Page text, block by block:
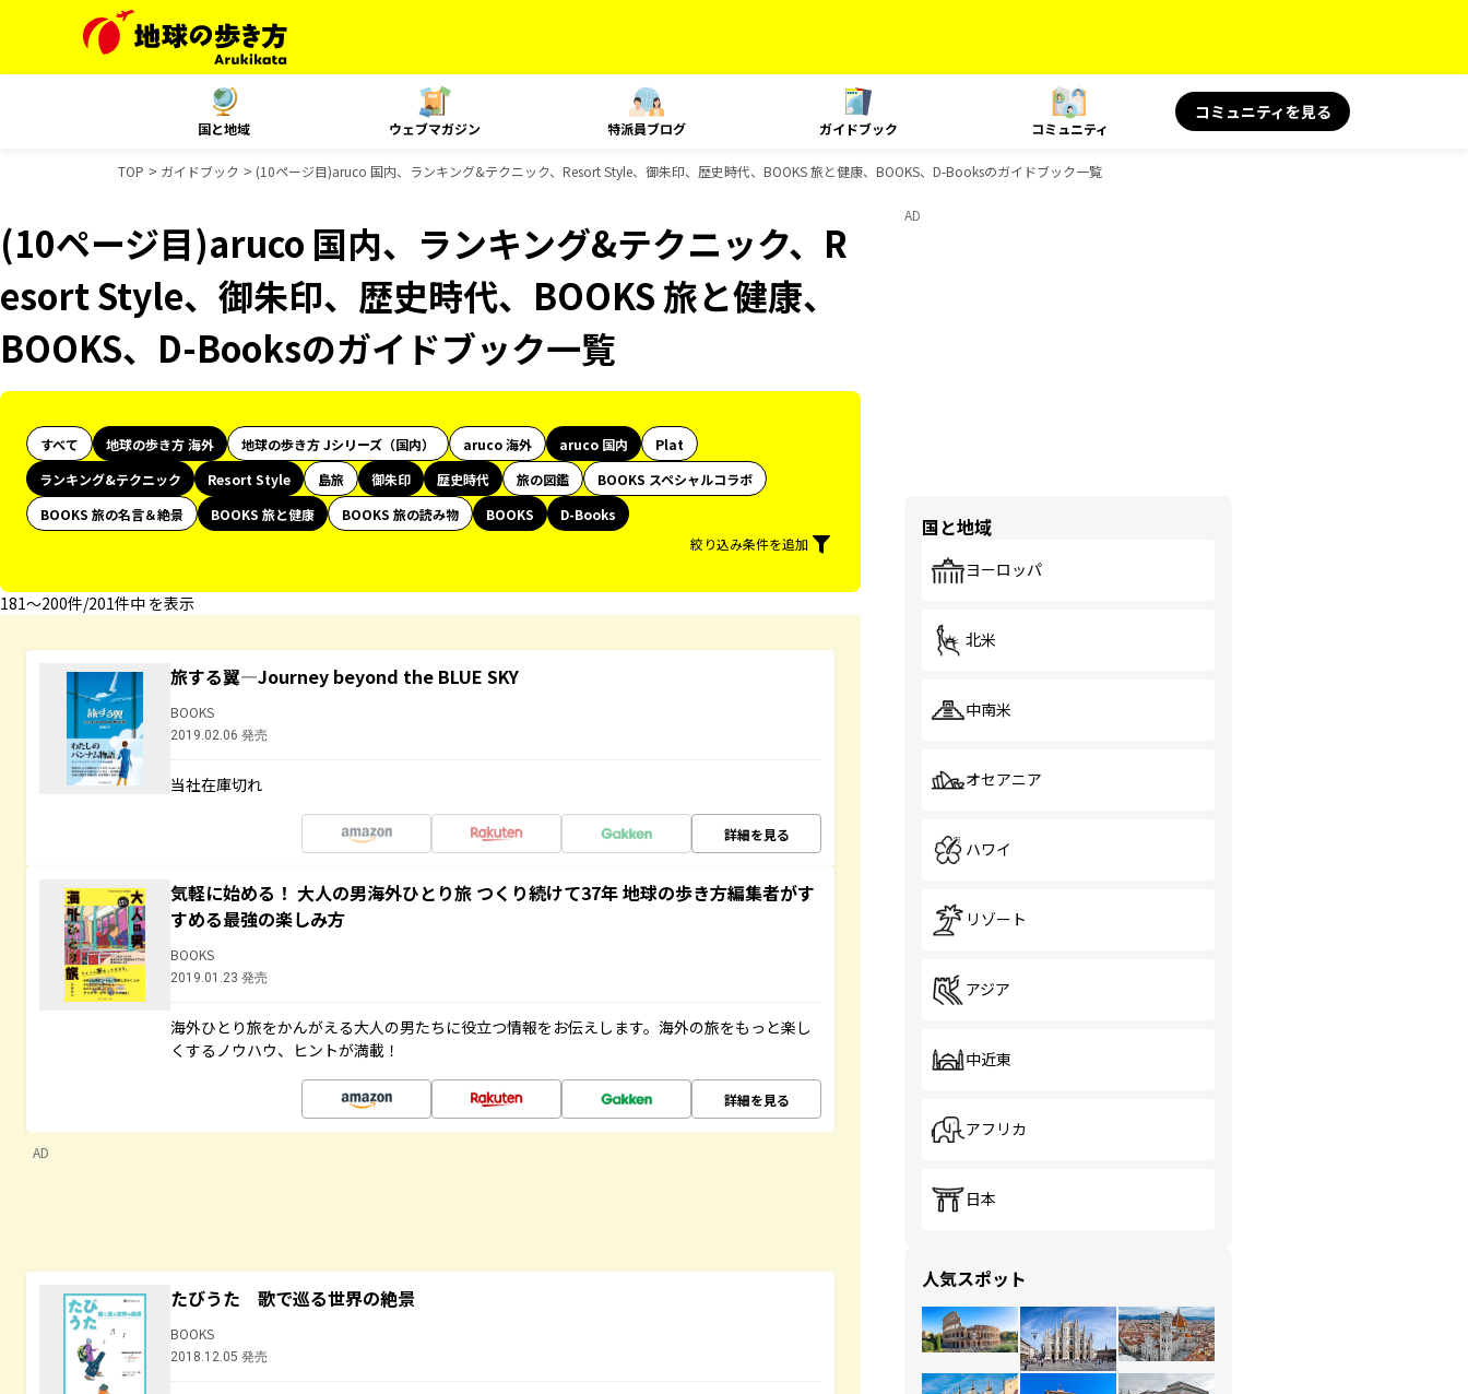
国と地域 ウェブマガジン 特派員ブログ ガイドブック コミュニティ
コミュニティを見る
TOP ガイドブック (10ページ目)aruco 国内、ランキング&テクニック、Resort Style、御朱印、歴史時代、BOOKS 旅と健康、BOOKS、D-Booksのガイドブック一覧
(10ページ目)aruco 国内、ランキング&テクニック、R
esort Style、御朱印、歴史時代、BOOKS 旅と健康、
BOOKS、D-Booksのガイドブック一覧
すべて 地球の歩き方 海外 地球の歩き方 Jシリーズ（国内） aruco 海外 aruco 国内
Plat
ランキング&テクニック
Resort Style 島旅 御朱印 歴史時代 旅の図鑑
BOOKS スペシャルコラボ
BOOKS 旅の名言＆絶景
BOOKS 旅と健康 BOOKS 旅の読み物 BOOKS
D-Books
絞り込み条件を追加
181〜200件/201件中 を表示
旅する翼―Journey beyond the BLUE SKY
BOOKS
2019.02.06 発売
当社在庫切れ
詳細を見る
気軽に始める！ 大人の男海外ひとり旅 つくり続けて37年 地球の歩き方編集者がす
すめる最強の楽しみ方
BOOKS
2019.01.23 発売
海外ひとり旅をかんがえる大人の男たちに役立つ情報をお伝えします。海外の旅をもっと楽し
くするノウハウ、ヒントが満載！
詳細を見る
AD
たびうた 歌で巡る世界の絶景
BOOKS
2018.12.05 発売
AD
国と地域
ヨーロッパ
北米
中南米
オセアニア
ハワイ
リゾート
アジア
中近東
アフリカ
日本
人気スポット